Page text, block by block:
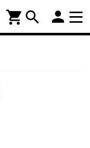
search
shopping_cart person